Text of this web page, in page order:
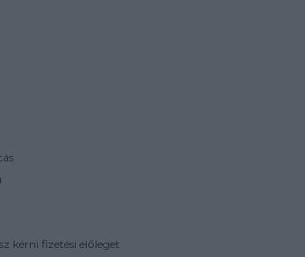
kérni fizetési előleget